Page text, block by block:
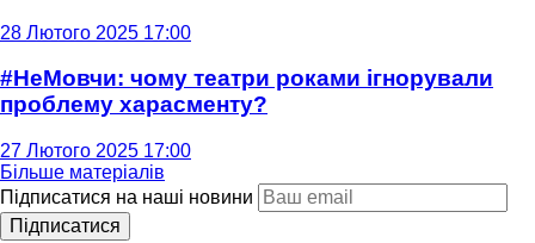
28 Лютого 2025 17:00
#НеМовчи: чому театри роками ігнорували
проблему харасменту?
27 Лютого 2025 17:00
Більше матеріалів
Підписатися на наші новини
Підписатися